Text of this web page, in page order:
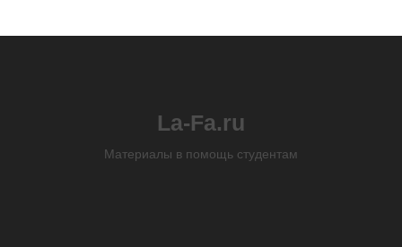
La-Fa.ru
Материалы в помощь студентам